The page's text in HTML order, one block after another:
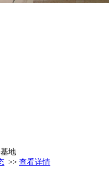
地
>> 查看详情